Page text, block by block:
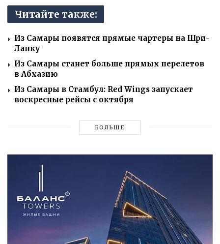
Читайте также:
Из Самары появятся прямые чартеры на Шри-
Ланку
Из Самары станет больше прямых перелетов
в Абхазию
Из Самары в Стамбул: Red Wings запускает
воскресные рейсы с октября
БОЛЬШЕ